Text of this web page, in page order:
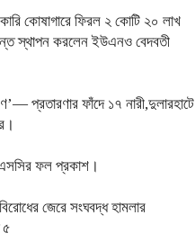
কোষাগারে ফিরল ২ কোটি ২০ লাখ
স্থাপন করলেন ইউএনও বেদবতী
প্রতারণার ফাঁদে ১৭ নারী,দুলারহাটে
ফল প্রকাশ।
জেরে সংঘবদ্ধ হামলার
৫